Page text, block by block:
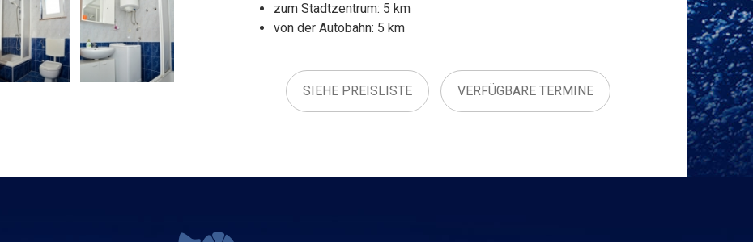
zum Stadtzentrum: 5 km
von der Autobahn: 5 km
SIEHE PREISLISTE VERFÜGBARE TERMINE